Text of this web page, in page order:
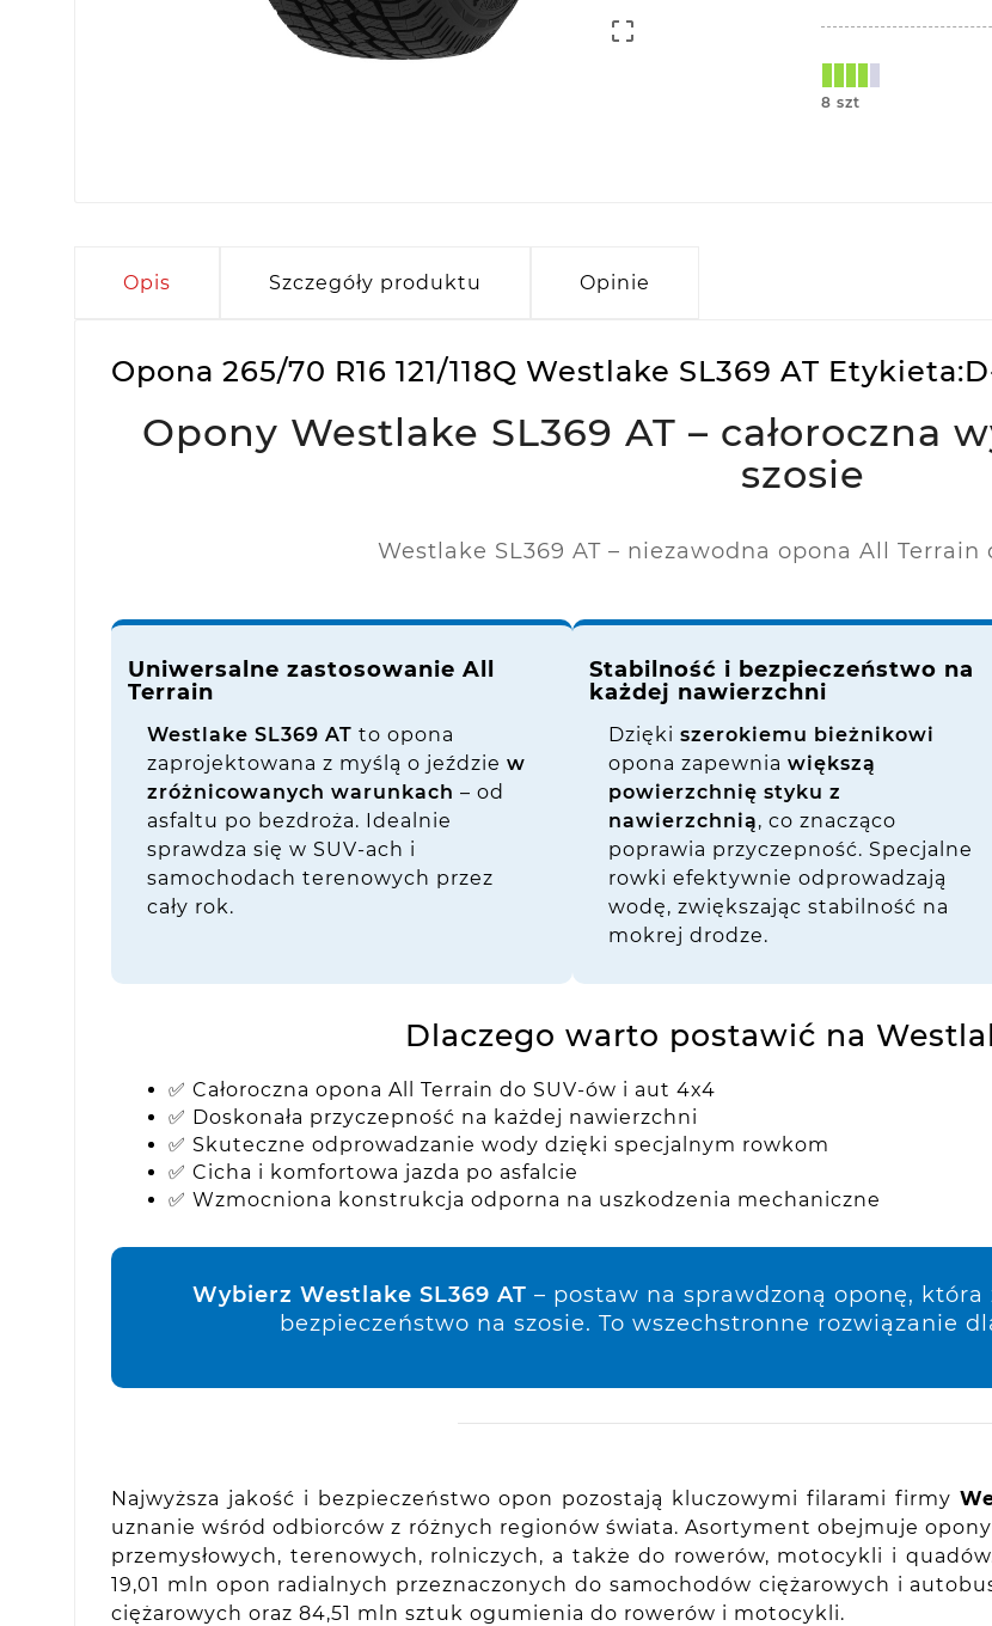

8 szt
Opis Szczegóły produktu Opinie
Opona 265/70 R16 121/118Q Westlake SL369 AT
Opony Westlake SL369 AT – całoroczna
szosie
Westlake SL369 AT – niezawodna opona All
Uniwersalne zastosowanie All
Terrain
Westlake SL369 AT to opona
zaprojektowana z myślą o jeździe w
zróżnicowanych warunkach – od
asfaltu po bezdroża. Idealnie
sprawdza się w SUV-ach i
samochodach terenowych przez
cały rok.
Stabilność i bezpieczeństwo na
każdej nawierzchni
Dzięki szerokiemu bieżnikowi
opona zapewnia większą
powierzchnię styku z
nawierzchnią, co znacząco
poprawia przyczepność. Specjalne
rowki efektywnie odprowadzają
wodę, zwiększając stabilność na
mokrej drodze.
Dlaczego warto postawić na
✅ Całoroczna opona All Terrain do SUV-ów i aut 4x4
✅ Doskonała przyczepność na każdej nawierzchni
✅ Skuteczne odprowadzanie wody dzięki specjalnym rowkom
✅ Cicha i komfortowa jazda po asfalcie
✅ Wzmocniona konstrukcja odporna na uszkodzenia mechaniczne
Wybierz Westlake SL369 AT – postaw na sprawdzoną oponę,
bezpieczeństwo na szosie. To wszechstronne rozwiązanie
Najwyższa jakość i bezpieczeństwo opon pozostają kluczowymi filarami firmy
uznanie wśród odbiorców z różnych regionów świata. Asortyment obejmuje
przemysłowych, terenowych, rolniczych, a także do rowerów, motocykli i
19,01 mln opon radialnych przeznaczonych do samochodów ciężarowych i
ciężarowych oraz 84,51 mln sztuk ogumienia do rowerów i motocykli.